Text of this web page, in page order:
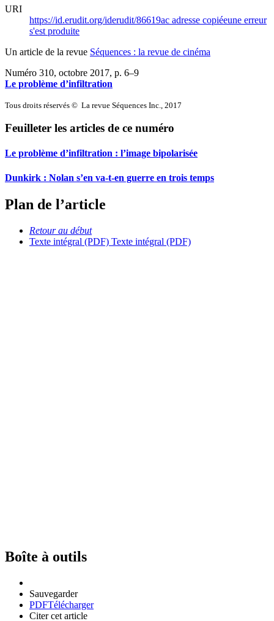
URI
https://id.erudit.org/iderudit/86619ac adresse copiéeune erreur
s'est produite
Un article de la revue Séquences : la revue de cinéma
Numéro 310, octobre 2017, p. 6–9
Le problème d’infiltration
Tous droits réservés © La revue Séquences Inc., 2017
Feuilleter les articles de ce numéro
Le problème d’infiltration : l’image bipolarisée
Dunkirk : Nolan s’en va-t-en guerre en trois temps
Plan de l’article
Retour au début
Texte intégral (PDF) Texte intégral (PDF)
Boîte à outils
Sauvegarder
PDFTélécharger
Citer cet article